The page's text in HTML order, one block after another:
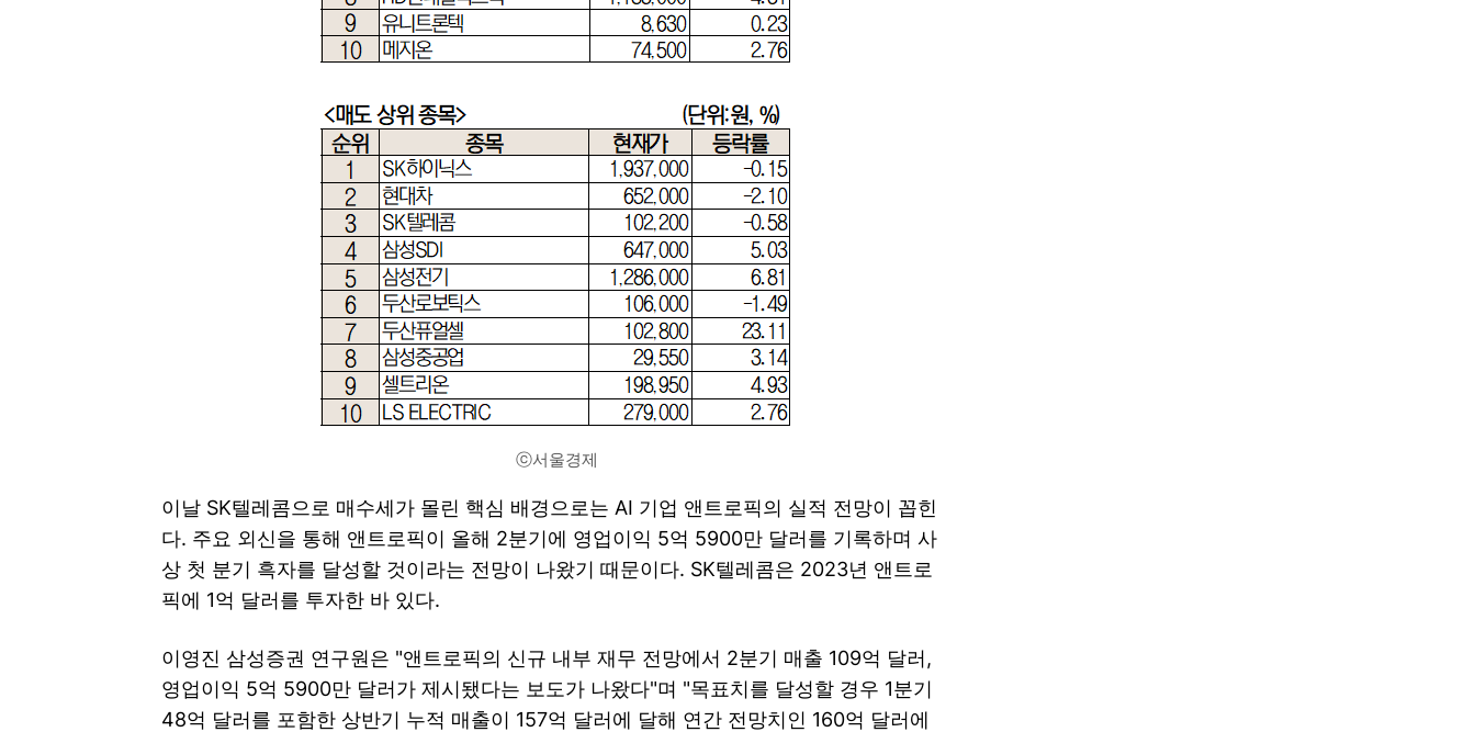
ⓒ서울경제
이날 SK텔레콤으로 매수세가 몰린 핵심 배경으로는 AI 기업 앤트로픽의 실적 전망이 꼽힌
다. 주요 외신을 통해 앤트로픽이 올해 2분기에 영업이익 5억 5900만 달러를 기록하며 사
상 첫 분기 흑자를 달성할 것이라는 전망이 나왔기 때문이다. SK텔레콤은 2023년 앤트로
픽에 1억 달러를 투자한 바 있다.
이영진 삼성증권 연구원은 "앤트로픽의 신규 내부 재무 전망에서 2분기 매출 109억 달러,
영업이익 5억 5900만 달러가 제시됐다는 보도가 나왔다"며 "목표치를 달성할 경우 1분기
48억 달러를 포함한 상반기 누적 매출이 157억 달러에 달해 연간 전망치인 160억 달러에